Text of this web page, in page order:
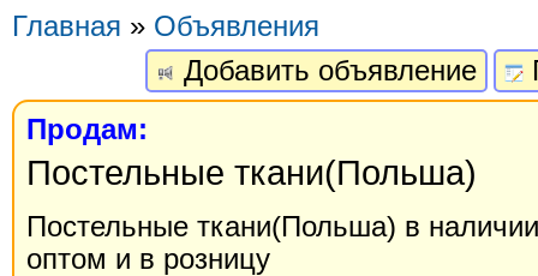
Главная » Объявления
Добавить объявление
Продам:
Постельные ткани(Польша)
Постельные ткани(Польша) в
оптом и в розницу